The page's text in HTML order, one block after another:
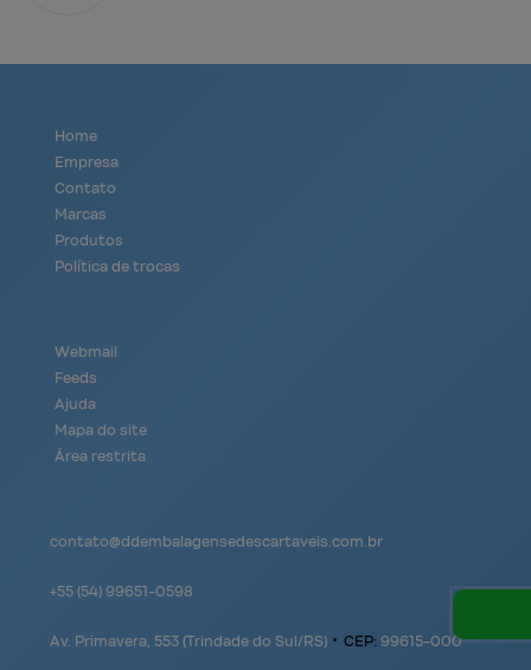
Home
Empresa
Contato
Marcas
Produtos
Política de trocas
Webmail
Feeds
Ajuda
Mapa do site
Área restrita
contato@ddembalagensedescartaveis.com.br
+55 (54) 99651-0598
Av. Primavera, 553 (Trindade do Sul/RS) • CEP: 99615-000